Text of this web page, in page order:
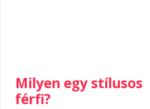
Milyen egy stílusos
férfi?